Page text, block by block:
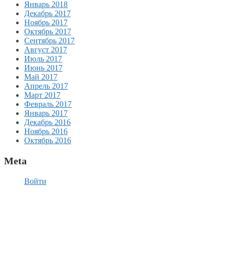
Январь 2018
Декабрь 2017
Ноябрь 2017
Октябрь 2017
Сентябрь 2017
Август 2017
Июль 2017
Июнь 2017
Май 2017
Апрель 2017
Март 2017
Февраль 2017
Январь 2017
Декабрь 2016
Ноябрь 2016
Октябрь 2016
Meta
Войти